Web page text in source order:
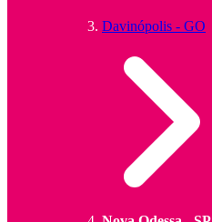
Davinópolis - GO